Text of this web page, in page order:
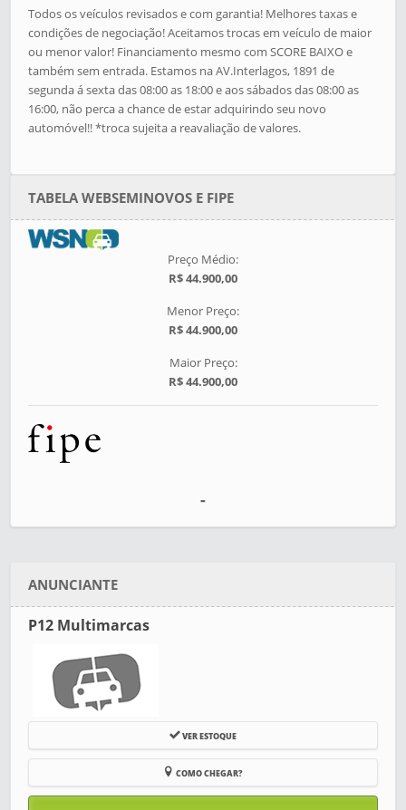
Todos os veículos revisados e com garantia! Melhores taxas e
condições de negociação! Aceitamos trocas em veículo de maior
ou menor valor! Financiamento mesmo com SCORE BAIXO e
também sem entrada. Estamos na AV.Interlagos, 1891 de
segunda á sexta das 08:00 as 18:00 e aos sábados das 08:00 as
16:00, não perca a chance de estar adquirindo seu novo
automóvel!! *troca sujeita a reavaliação de valores.
TABELA WEBSEMINOVOS E FIPE
Preço Médio:
R$ 44.900,00
Menor Preço:
R$ 44.900,00
Maior Preço:
R$ 44.900,00
-
ANUNCIANTE
P12 Multimarcas
VER ESTOQUE
COMO CHEGAR?